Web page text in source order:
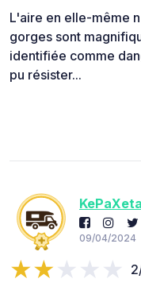
L'aire en elle-même
gorges sont
identifiée comme
pu résister...
KePaXeta
09/04/2024